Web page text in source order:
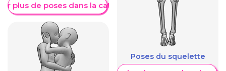
plus de poses dans la catégorie
Poses du squelette